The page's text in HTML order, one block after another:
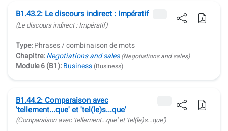
B1.43.2: Le discours indirect : Impératif
(Le discours indirect : Impératif)
Type:Phrases / combinaison de mots
Chapitre:Negotiations and sales (Negotiations and sales)
Module 6 (B1):Business(Business)
B1.44.2: Comparaison avec
'tellement...que' et 'tel(le)s...que'
(Comparaison avec 'tellement...que' et 'tel(le)s...que')